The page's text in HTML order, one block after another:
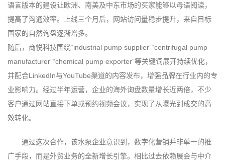
语言版本的建设让欧洲、南美及中东市场的买家能够以母语阅读，
提高了沟通效率。上线三个月后，网站访问量稳步提升，来自目标
国家的自然询盘逐渐增多。
随后，商悦科技围绕“industrial pump supplier”“centrifugal pump
manufacturer”“chemical pump exporter”等关键词展开持续优化，
并配合LinkedIn与YouTube渠道的内容发布，增强品牌在行业内的专
业影响力。经过半年运营，企业的海外询盘数量增长近两倍，不少
客户通过网站直接下单或预约视频会议，实现了从曝光到成交的高
效转化。
通过这次合作，该水泵企业意识到，数字化营销并非单一的推
广手段，而是外贸业务的全新增长引擎。相比过去依赖展会与中介